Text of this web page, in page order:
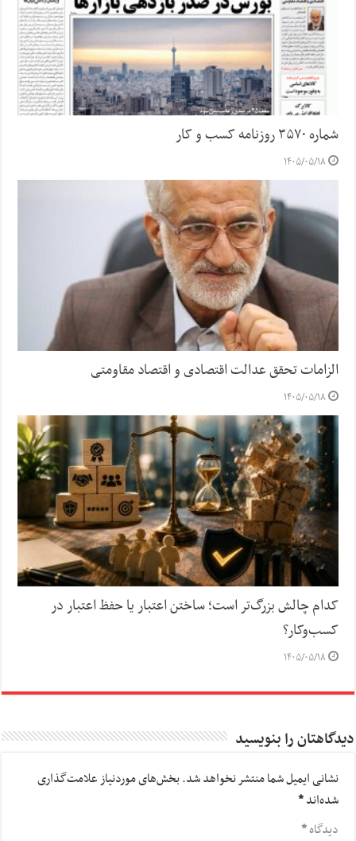
شماره ۳۵۷۰ روزنامه کسب و کار
۱۴۰۵/۰۵/۱۸
الزامات تحقق عدالت اقتصادی و اقتصاد مقاومتی
۱۴۰۵/۰۵/۱۸
کدام چالش بزرگ‌تر است؛ ساختن اعتبار یا حفظ اعتبار در
کسب‌وکار؟
۱۴۰۵/۰۵/۱۸
دیدگاهتان را بنویسید
نشانی ایمیل شما منتشر نخواهد شد.بخش‌های موردنیاز علامت‌گذاری
شده‌اند*
دیدگاه*